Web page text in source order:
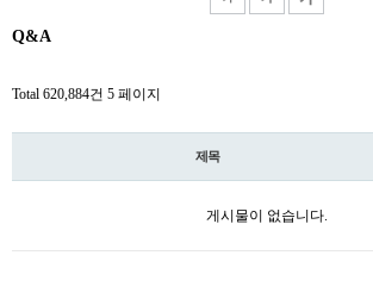
Q&A
Total 620,884건 5 페이지
제목
게시물이 없습니다.